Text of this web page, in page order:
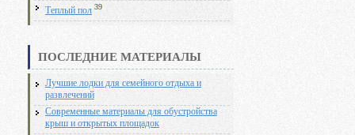
Теплый пол 39
ПОСЛЕДНИЕ МАТЕРИАЛЫ
Лучшие лодки для семейного отдыха и
развлечений
Современные материалы для обустройства
крыш и открытых площадок